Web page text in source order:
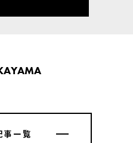
事一覧
事一覧